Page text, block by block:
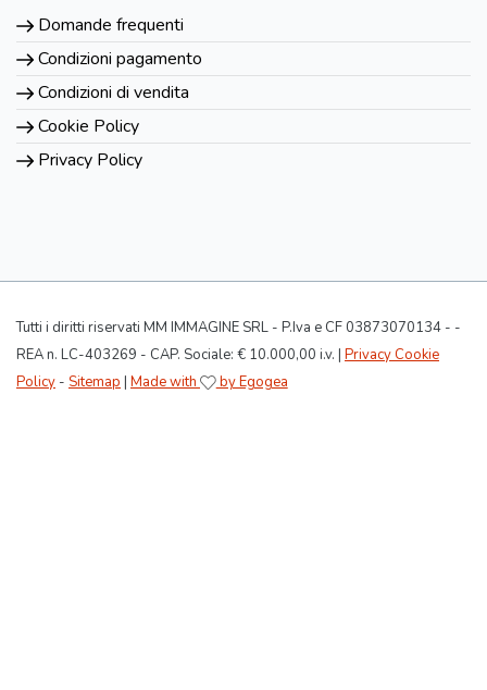
Domande frequenti
Condizioni pagamento
Condizioni di vendita
Cookie Policy
Privacy Policy
Tutti i diritti riservati MM IMMAGINE SRL - P.Iva e CF 03873070134 - -
REA n. LC-403269 - CAP. Sociale: € 10.000,00 i.v. | Privacy Cookie
Policy - Sitemap | Made with by Egogea